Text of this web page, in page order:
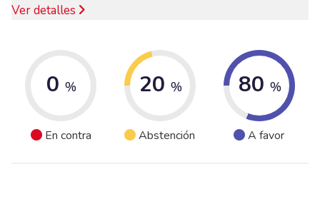
Ver detalles
0 %
En contra
20 %
Abstención
80 %
A favor